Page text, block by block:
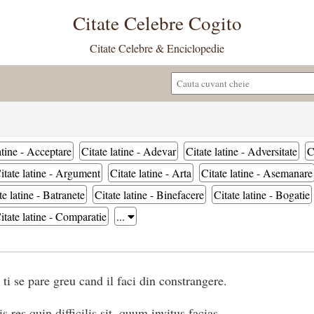
Citate Celebre Cogito
Citate Celebre & Enciclopedie
- Acceptare Citate latine - Adevar Citate latine - Adversitate
latine - Argument Citate latine - Arta
Citate latine - Asemanare
latine - Batranete Citate latine - Binefacere
Citate latine - Bogatie
latine - Comparatie ...
se pare greu cand il faci din constrangere.